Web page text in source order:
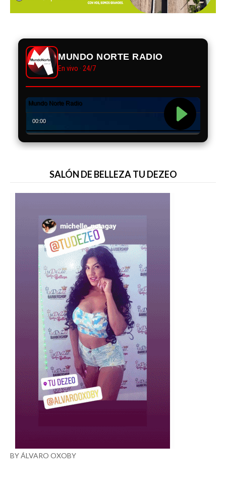
MUNDO NORTE RADIO
En vivo · 24/7
SALÓN DE BELLEZA TU DEZEO
BY ÁLVARO OXOBY